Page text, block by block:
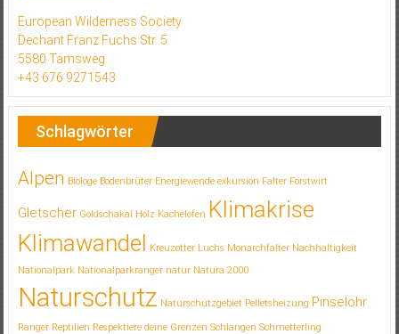
European Wilderness Society
Dechant Franz Fuchs Str. 5
5580 Tamsweg
+43 676 9271543
Schlagwörter
Alpen Biologe Bodenbrüter Energiewende exkursion Falter Forstwirt
Gletscher Goldschakal Holz Kachelofen Klimakrise
Klimawandel Kreuzotter Luchs Monarchfalter Nachhaltigkeit
Nationalpark Nationalparkranger natur Natura 2000
Naturschutz Naturschutzgebiet Pelletsheizung Pinselohr
Ranger Reptilien Respektiere deine Grenzen Schlangen Schmetterling